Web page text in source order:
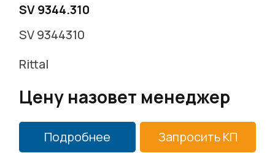
SV 9344.310
SV 9344310
Rittal
Цену назовет менеджер
Подробнее Запросить КП